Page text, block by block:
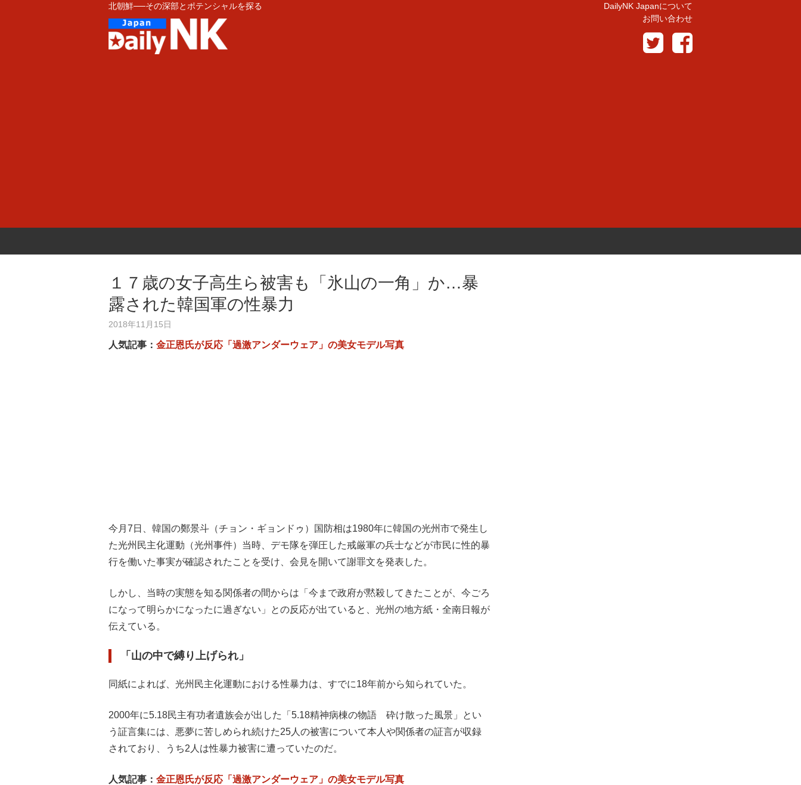
北朝鮮──その深部とポテンシャルを探る
DailyNK Japanについて
お問い合わせ
１７歳の女子高生ら被害も「氷山の一角」か…暴
露された韓国軍の性暴力
2018年11月15日
人気記事： 金正恩氏が反応「過激アンダーウェア」の美女モデル写真
今月7日、韓国の鄭景斗（チョン・ギョンドゥ）国防相は1980年に韓国の光州市で発生し
た光州民主化運動（光州事件）当時、デモ隊を弾圧した戒厳軍の兵士などが市民に性的暴
行を働いた事実が確認されたことを受け、会見を開いて謝罪文を発表した。
しかし、当時の実態を知る関係者の間からは「今まで政府が黙殺してきたことが、今ごろ
になって明らかになったに過ぎない」との反応が出ていると、光州の地方紙・全南日報が
伝えている。
「山の中で縛り上げられ」
同紙によれば、光州民主化運動における性暴力は、すでに18年前から知られていた。
2000年に5.18民主有功者遺族会が出した「5.18精神病棟の物語 砕け散った風景」とい
う証言集には、悪夢に苦しめられ続けた25人の被害について本人や関係者の証言が収録
されており、うち2人は性暴力被害に遭っていたのだ。
人気記事： 金正恩氏が反応「過激アンダーウェア」の美女モデル写真